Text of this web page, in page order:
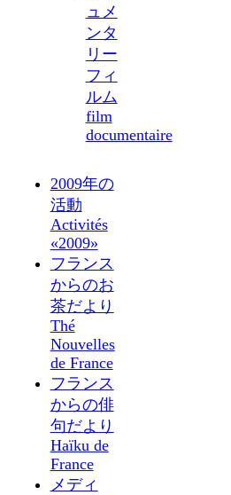
ュメ
ンタ
リー
フィ
ルム
film
documentaire
2009年の
活動
Activités
«2009»
フランス
からのお
茶だより
Thé
Nouvelles
de France
フランス
からの俳
句だより
Haïku de
France
メディ